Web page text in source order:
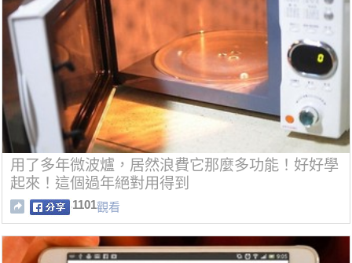
用了多年微波爐，居然浪費它那麼多功能！好好學
起來！這個過年絕對用得到
1101觀看